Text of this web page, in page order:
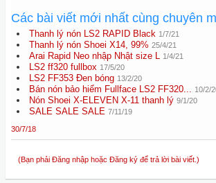
Các bài viết mới nhất cùng chuyên
Thanh lý nón LS2 RAPID Black 1/7/21
Thanh lý nón Shoei X14, 99% 25/4/21
Arai Rapid Neo nhập Nhật size L 1/4/21
LS2 ff320 fullbox 17/5/20
LS2 FF353 Đen bóng 13/2/20
Bán nón bảo hiểm Fullface LS2 FF320... 10/2/
Nón Shoei X-ELEVEN X-11 thanh lý 9/1/20
SALE SALE SALE 7/11/19
30/7/18
(Bạn phải Đăng nhập hoặc Đăng ký để trả lời bài viết.)